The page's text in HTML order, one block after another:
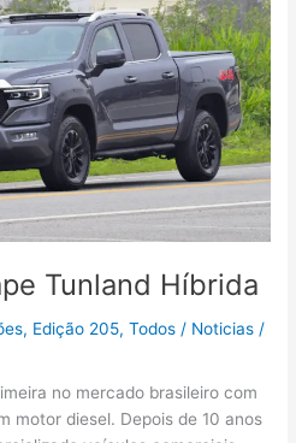
Tunland Híbrida
, Edição 205,Todos / Noticias /
no mercado brasileiro com
motor diesel. Depois de 10 anos